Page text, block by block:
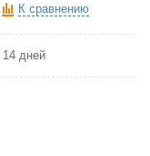
К сравнению
14 дней